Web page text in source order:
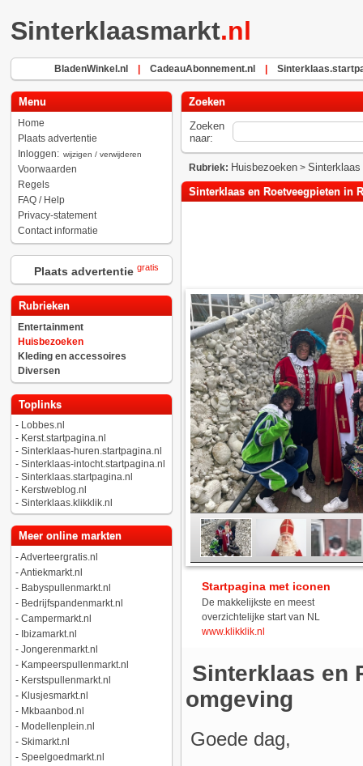
Sinterklaasmarkt.nl
BladenWinkel.nl CadeauAbonnement.nl
Menu
Home
Plaats advertentie
Inloggen: wijzigen / verwijderen
Voorwaarden
Regels
FAQ / Help
Privacy-statement
Contact informatie
Plaats advertentie gratis
Rubrieken
Entertainment
Huisbezoeken
Kleding en accessoires
Diversen
Toplinks
- Lobbes.nl
- Kerst.startpagina.nl
- Sinterklaas-huren.startpagina.nl
- Sinterklaas-intocht.startpagina.nl
- Sinterklaas.startpagina.nl
- Kerstweblog.nl
- Sinterklaas.klikklik.nl
Meer online markten
-Adverteergratis.nl
-Antiekmarkt.nl
- Babyspullenmarkt.nl
- Bedrijfspandenmarkt.nl
- Campermarkt.nl
- Ibizamarkt.nl
- Jongerenmarkt.nl
- Kampeerspullenmarkt.nl
- Kerstspullenmarkt.nl
- Klusjesmarkt.nl
- Mkbaanbod.nl
- Modellenplein.nl
- Skimarkt.nl
- Speelgoedmarkt.nl
Zoeken
Zoeken
naar:
Rubriek: Huisbezoeken> Sinterklaas
Sinterklaas en Roetveegpieten in
Startpagina met iconen
De makkelijkste en meest
overzichtelijke start van NL
www.klikklik.nl
Sinterklaas en
omgeving
Goede dag,